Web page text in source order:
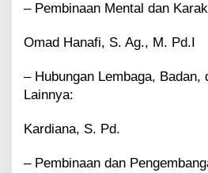
– Pembinaan Mental dan
Omad Hanafi, S. Ag., M. Pd.I
– Hubungan Lembaga, Badan,
Lainnya:
Kardiana, S. Pd.
– Pembinaan dan